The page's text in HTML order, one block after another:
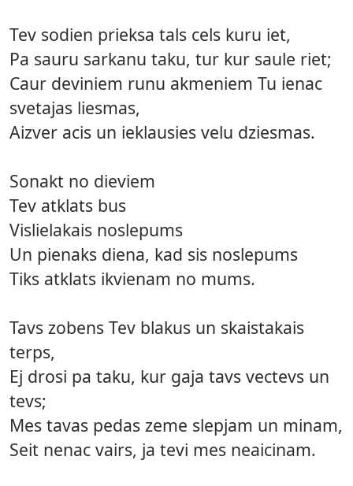
Tev sodien prieksa tals cels kuru iet,
Pa sauru sarkanu taku, tur kur saule riet;
Caur deviniem runu akmeniem Tu ienac
svetajas liesmas,
Aizver acis un ieklausies velu dziesmas.
Sonakt no dieviem
Tev atklats bus
Vislielakais noslepums
Un pienaks diena, kad sis noslepums
Tiks atklats ikvienam no mums.
Tavs zobens Tev blakus un skaistakais
terps,
Ej drosi pa taku, kur gaja tavs vectevs un
tevs;
Mes tavas pedas zeme slepjam un minam,
Seit nenac vairs, ja tevi mes neaicinam.